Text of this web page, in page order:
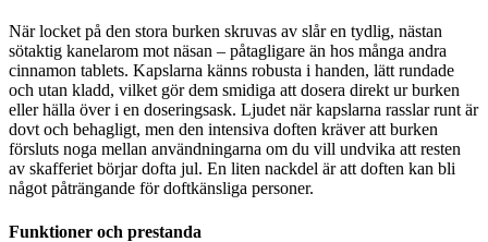
När locket på den stora burken skruvas av slår en tydlig, nästan
sötaktig kanelarom mot näsan – påtagligare än hos många andra
cinnamon tablets. Kapslarna känns robusta i handen, lätt rundade
och utan kladd, vilket gör dem smidiga att dosera direkt ur burken
eller hälla över i en doseringsask. Ljudet när kapslarna rasslar runt är
dovt och behagligt, men den intensiva doften kräver att burken
försluts noga mellan användningarna om du vill undvika att resten
av skafferiet börjar dofta jul. En liten nackdel är att doften kan bli
något påträngande för doftkänsliga personer.
Funktioner och prestanda